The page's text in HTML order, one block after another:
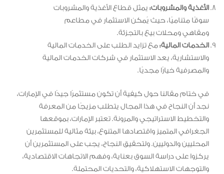
الأغذية والمشروبات: يمثل قطاع الأغذية والمشروبات
سوقًا متناميًا، حيث يُمكن الاستثمار في مطاعم
ومقاهي ومحلات بيع بالتجزئة.
الخدمات المالية:مع تزايد الطلب على الخدمات المالية
والاستشارية، يعد الاستثمار في شركات الخدمات المالية
والمصرفية خيارًا مجديًا.
في ختام مقالنا حول كيفية أن تكون مستثمرًا جيدًا في الإمارات،
نجد أن النجاح في هذا المجال يتطلب مزيجًا من المعرفة
والتخطيط الاستراتيجي والمرونة. تعتبر الإمارات، بموقعها
الجغرافي المتميز واقتصادها المتنوع، بيئة مثالية للمستثمرين
المحليين والدوليين. ولتحقيق النجاح، يجب على المستثمرين أن
يركزوا على دراسة السوق بعناية، وفهم الاتجاهات الاقتصادية،
والتوجهات الاستهلاكية، والتحديات المحتملة.